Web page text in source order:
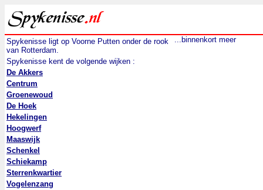
Spykenisse ligt op Voorne Putten onder de rook
van Rotterdam.
Spykenisse kent de volgende wijken :
De Akkers
Centrum
Groenewoud
De Hoek
Hekelingen
Hoogwerf
Maaswijk
Schenkel
Schiekamp
Sterrenkwartier
Vogelenzang
...binnenkort meer